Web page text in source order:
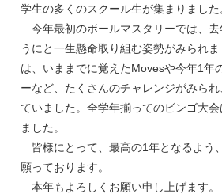
学生の多くのスクール生が集まりました
今年最初のボールマスタリーでは、去
うにと一生懸命取り組む姿勢がみられ
は、いままでに覚えたMovesや今年1年
ーなど、たくさんのチャレンジがみら
ていました。全学年揃ってのビンゴ大
ました。
皆様にとって、最高の1年となるよう
願っております。
本年もよろしくお願い申し上げます。